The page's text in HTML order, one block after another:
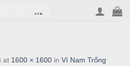
at 1600 × 1600 in Ví Nam Trống